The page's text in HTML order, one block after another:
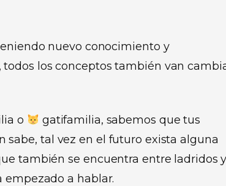
nuevo conocimiento y
los conceptos también van
o
gatifamilia, sabemos que tus
tal vez en el futuro exista alguna
también se encuentra entre ladridos y
empezado a hablar.